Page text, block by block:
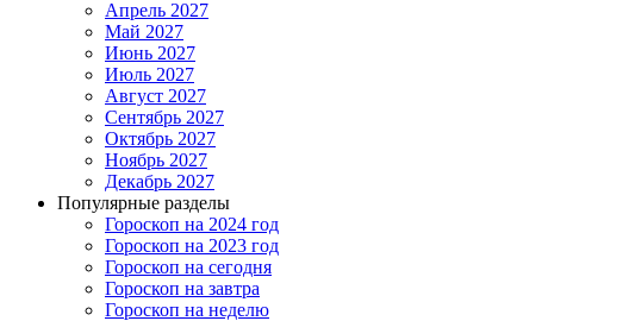
Апрель 2027
Май 2027
Июнь 2027
Июль 2027
Август 2027
Сентябрь 2027
Октябрь 2027
Ноябрь 2027
Декабрь 2027
Популярные разделы
Гороскоп на 2024 год
Гороскоп на 2023 год
Гороскоп на сегодня
Гороскоп на завтра
Гороскоп на неделю